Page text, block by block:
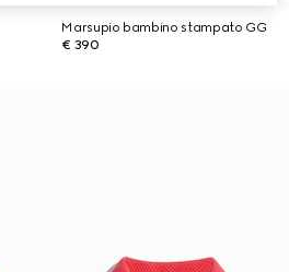
Marsupio bambino stampato GG
€ 390